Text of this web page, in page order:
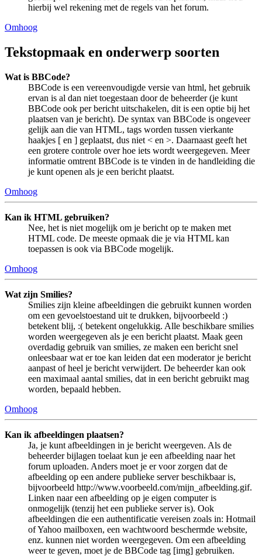
hierbij wel rekening met de regels van het forum.
Omhoog
Tekstopmaak en onderwerp soorten
Wat is BBCode?
BBCode is een vereenvoudigde versie van html, het gebruik
ervan is al dan niet toegestaan door de beheerder (je kunt
BBCode ook per bericht uitschakelen, dit is een optie bij het
plaatsen van je bericht). De syntax van BBCode is ongeveer
gelijk aan die van HTML, tags worden tussen vierkante
haakjes [ en ] geplaatst, dus niet < en >. Daarnaast geeft het
een grotere controle over hoe iets wordt weergegeven. Meer
informatie omtrent BBCode is te vinden in de handleiding die
je kunt openen als je een bericht plaatst.
Omhoog
Kan ik HTML gebruiken?
Nee, het is niet mogelijk om je bericht op te maken met
HTML code. De meeste opmaak die je via HTML kan
toepassen is ook via BBCode mogelijk.
Omhoog
Wat zijn Smilies?
Smilies zijn kleine afbeeldingen die gebruikt kunnen worden
om een gevoelstoestand uit te drukken, bijvoorbeeld :)
betekent blij, :( betekent ongelukkig. Alle beschikbare smilies
worden weergegeven als je een bericht plaatst. Maak geen
overdadig gebruik van smilies, ze maken een bericht snel
onleesbaar wat er toe kan leiden dat een moderator je bericht
aanpast of heel je bericht verwijdert. De beheerder kan ook
een maximaal aantal smilies, dat in een bericht gebruikt mag
worden, bepaald hebben.
Omhoog
Kan ik afbeeldingen plaatsen?
Ja, je kunt afbeeldingen in je bericht weergeven. Als de
beheerder bijlagen toelaat kun je een afbeelding naar het
forum uploaden. Anders moet je er voor zorgen dat de
afbeelding op een andere publieke server beschikbaar is,
bijvoorbeeld http://www.voorbeeld.com/mijn_afbeelding.gif.
Linken naar een afbeelding op je eigen computer is
onmogelijk (tenzij het een publieke server is). Ook
afbeeldingen die een authentificatie vereisen zoals in: Hotmail
of Yahoo mailboxen, een wachtwoord beschermde website,
enz. kunnen niet worden weergegeven. Om een afbeelding
weer te geven, moet je de BBCode tag [img] gebruiken.